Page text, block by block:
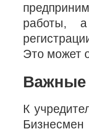
работы,
Это может
Важные
К